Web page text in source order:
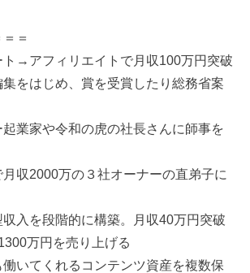
＝
ト→アフィリエイトで月収100万円突破
集をはじめ、賞を受賞したり総務省案
起業家や令和の虎の社長さんに師事を
月収2000万の３社オーナーの直弟子に
収入を段階的に構築。月収40万円突破
万円を売り上げる
働いてくれるコンテンツ資産を複数保